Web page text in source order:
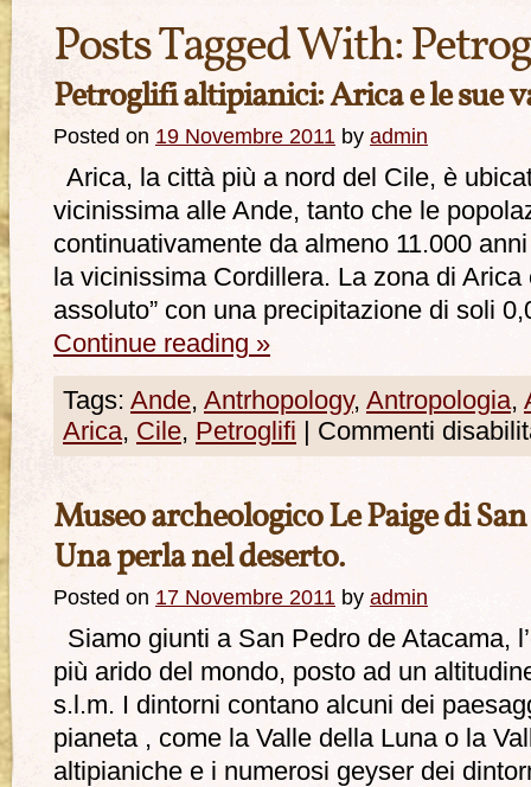
Posts Tagged With:
Petroglifi altipianici: Arica e le sue
Posted on 19 Novembre 2011 by admin
Arica, la città più a nord del Cile, è
vicinissima alle Ande, tanto che le
continuativamente da almeno 11.000
la vicinissima Cordillera. La zona di Arica
assoluto” con una precipitazione di soli
Continue reading »
Tags: Ande, Antrhopology, Antropologia,
Arica, Cile, Petroglifi Commenti
Museo archeologico Le Paige di
Una perla nel deserto.
Posted on 17 Novembre 2011 by admin
Siamo giunti a San Pedro de Atacama,
più arido del mondo, posto ad un
s.l.m. I dintorni contano alcuni dei
pianeta , come la Valle della Luna o la
altipianiche e i numerosi geyser dei